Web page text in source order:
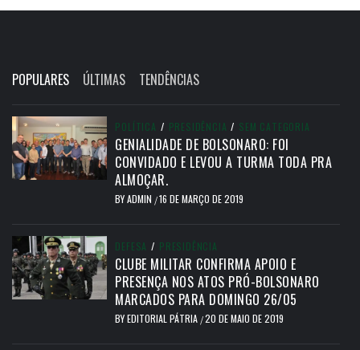
POPULARES ÚLTIMAS TENDÊNCIAS
POLÍTICA / PRESIDÊNCIA / SEM CATEGORIA
GENIALIDADE DE BOLSONARO: FOI
CONVIDADO E LEVOU A TURMA TODA PRA
ALMOÇAR.
BYADMIN /16 DE MARÇO DE 2019
DEFESA / PRESIDÊNCIA
CLUBE MILITAR CONFIRMA APOIO E
PRESENÇA NOS ATOS PRÓ-BOLSONARO
MARCADOS PARA DOMINGO 26/05
BYEDITORIAL PÁTRIA /20 DE MAIO DE 2019